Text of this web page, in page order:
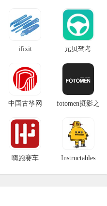
ifixit 元贝驾考
中国古筝网
fotomen摄影之
嗨跑赛车 Instructables